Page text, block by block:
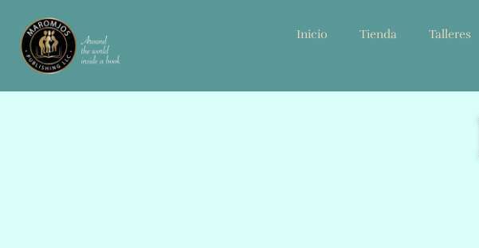
Inicio Tienda Talleres